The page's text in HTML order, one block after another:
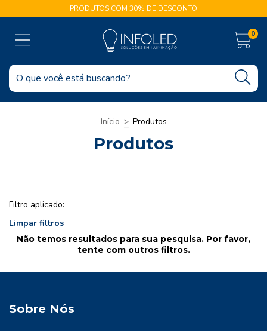
PRODUTOS COM 30% DE DESCONTO
0
Início > Produtos
Produtos
Filtro aplicado:
Limpar filtros
Não temos resultados para sua pesquisa. Por favor,
tente com outros filtros.
Sobre Nós